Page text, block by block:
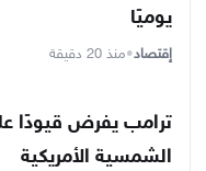
يوميًا
إقتصاد•منذ 20 دقيقة
ترامب يفرض قيودًا
الشمسية الأمريكية